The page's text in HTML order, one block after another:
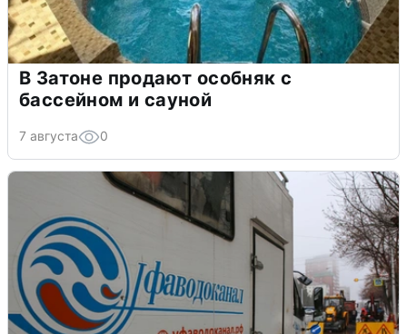
В Затоне продают особняк с
бассейном и сауной
7 августа 0